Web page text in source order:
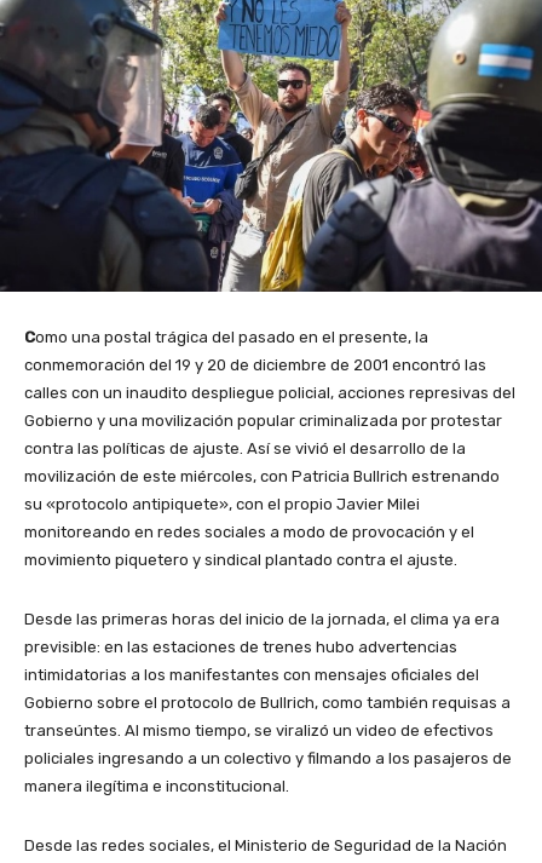
Como una postal trágica del pasado en el presente, la
conmemoración del 19 y 20 de diciembre de 2001 encontró las
calles con un inaudito despliegue policial, acciones represivas del
Gobierno y una movilización popular criminalizada por protestar
contra las políticas de ajuste. Así se vivió el desarrollo de la
movilización de este miércoles, con Patricia Bullrich estrenando
su «protocolo antipiquete», con el propio Javier Milei
monitoreando en redes sociales a modo de provocación y el
movimiento piquetero y sindical plantado contra el ajuste.
Desde las primeras horas del inicio de la jornada, el clima ya era
previsible: en las estaciones de trenes hubo advertencias
intimidatorias a los manifestantes con mensajes oficiales del
Gobierno sobre el protocolo de Bullrich, como también requisas a
transeúntes. Al mismo tiempo, se viralizó un video de efectivos
policiales ingresando a un colectivo y filmando a los pasajeros de
manera ilegítima e inconstitucional.
Desde las redes sociales, el Ministerio de Seguridad de la Nación